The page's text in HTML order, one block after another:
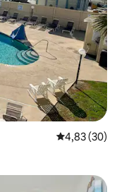
Средна
4,83 (30)